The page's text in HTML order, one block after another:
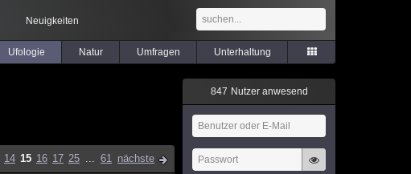
Neuigkeiten
Ufologie Natur Umfragen Unterhaltung
14 15 16 17 25 ... 61 nächste
847 Nutzer anwesend